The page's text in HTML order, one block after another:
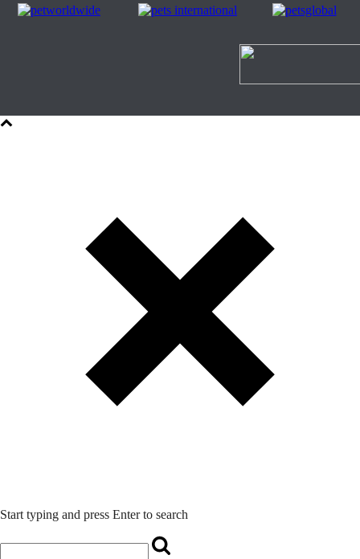
Start typing and press Enter to search